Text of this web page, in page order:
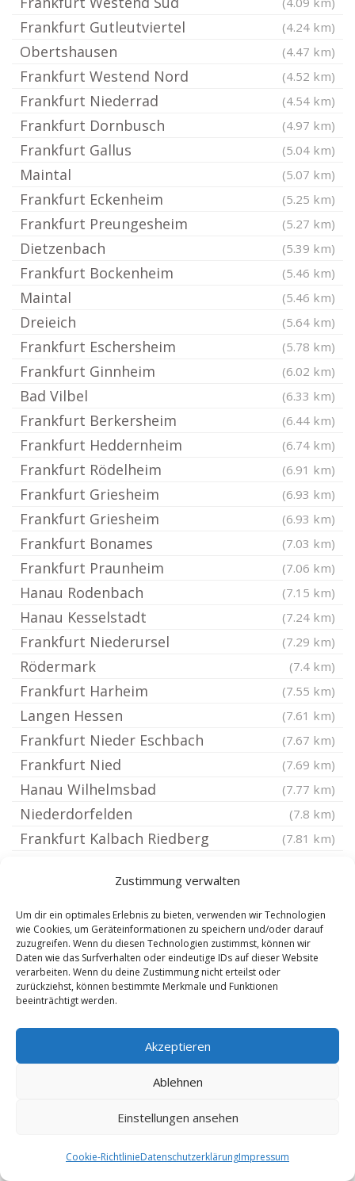
Zustimmung verwalten
Um dir ein optimales Erlebnis zu bieten, verwenden wir Technologien
wie Cookies, um Geräteinformationen zu speichern und/oder darauf
zuzugreifen. Wenn du diesen Technologien zustimmst, können wir
Daten wie das Surfverhalten oder eindeutige IDs auf dieser Website
verarbeiten. Wenn du deine Zustimmung nicht erteilst oder
zurückziehst, können bestimmte Merkmale und Funktionen
beeinträchtigt werden.
Akzeptieren
Ablehnen
Einstellungen ansehen
Cookie-RichtlinieDatenschutzerklärungImpressum
Frankfurt Gutleutviertel (4.24 km)
Obertshausen (4.47 km)
Frankfurt Westend Nord (4.52 km)
Frankfurt Niederrad (4.54 km)
Frankfurt Dornbusch (4.97 km)
Frankfurt Gallus (5.04 km)
Maintal (5.07 km)
Frankfurt Eckenheim (5.25 km)
Frankfurt Preungesheim (5.27 km)
Dietzenbach (5.39 km)
Frankfurt Bockenheim (5.46 km)
Maintal (5.46 km)
Dreieich (5.64 km)
Frankfurt Eschersheim (5.78 km)
Frankfurt Ginnheim (6.02 km)
Bad Vilbel (6.33 km)
Frankfurt Berkersheim (6.44 km)
Frankfurt Heddernheim (6.74 km)
Frankfurt Rödelheim (6.91 km)
Frankfurt Griesheim (6.93 km)
Frankfurt Griesheim (6.93 km)
Frankfurt Bonames (7.03 km)
Frankfurt Praunheim (7.06 km)
Hanau Rodenbach (7.15 km)
Hanau Kesselstadt (7.24 km)
Frankfurt Niederursel (7.29 km)
Rödermark (7.4 km)
Frankfurt Harheim (7.55 km)
Langen Hessen (7.61 km)
Frankfurt Nieder Eschbach (7.67 km)
Frankfurt Nied (7.69 km)
Hanau Wilhelmsbad (7.77 km)
Niederdorfelden (7.8 km)
Frankfurt Kalbach Riedberg (7.81 km)
Frankfurt Nieder Erlenbach (7.9 km)
Hanau (7.93 km)
Hanau Mitte (7.93 km)
Hanau Altstadt
Hainburg Hessen
Hanau Lamboy (8.15 km)
Frankfurt Sossenheim
Frankfurt Unterliederbach (8.89 km)